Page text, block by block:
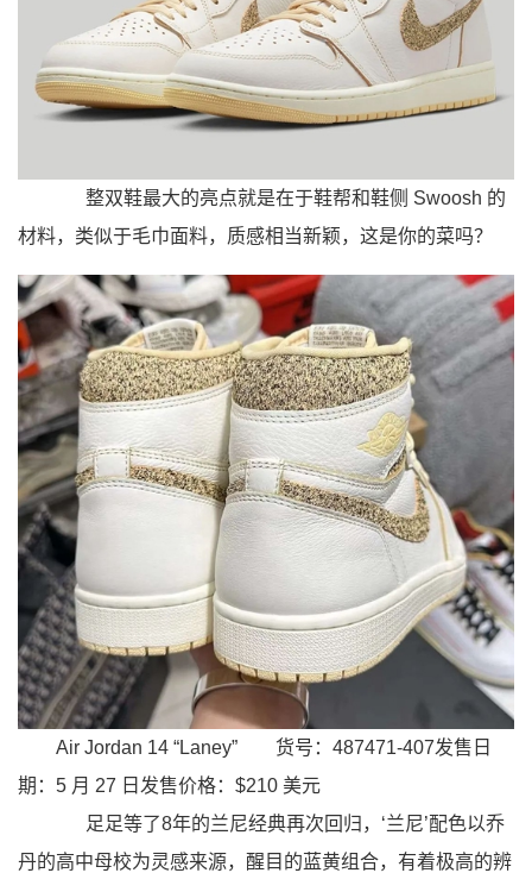
整双鞋最大的亮点就是在于鞋帮和鞋侧 Swoosh 的
材料，类似于毛巾面料，质感相当新颖，这是你的菜吗？
Air Jordan 14 “Laney”
货号：487471-407发售日
期：5 月 27 日发售价格：$210 美元
足足等了8年的兰尼经典再次回归，‘兰尼’配色以乔
丹的高中母校为灵感来源，醒目的蓝黄组合，有着极高的辨